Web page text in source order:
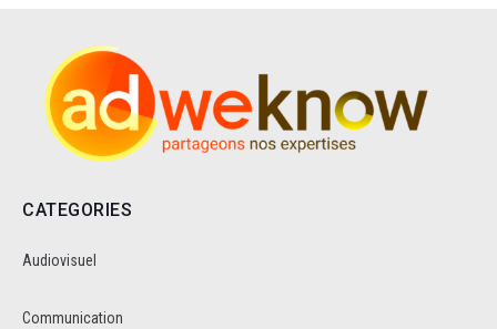
CATEGORIES
Audiovisuel
Communication